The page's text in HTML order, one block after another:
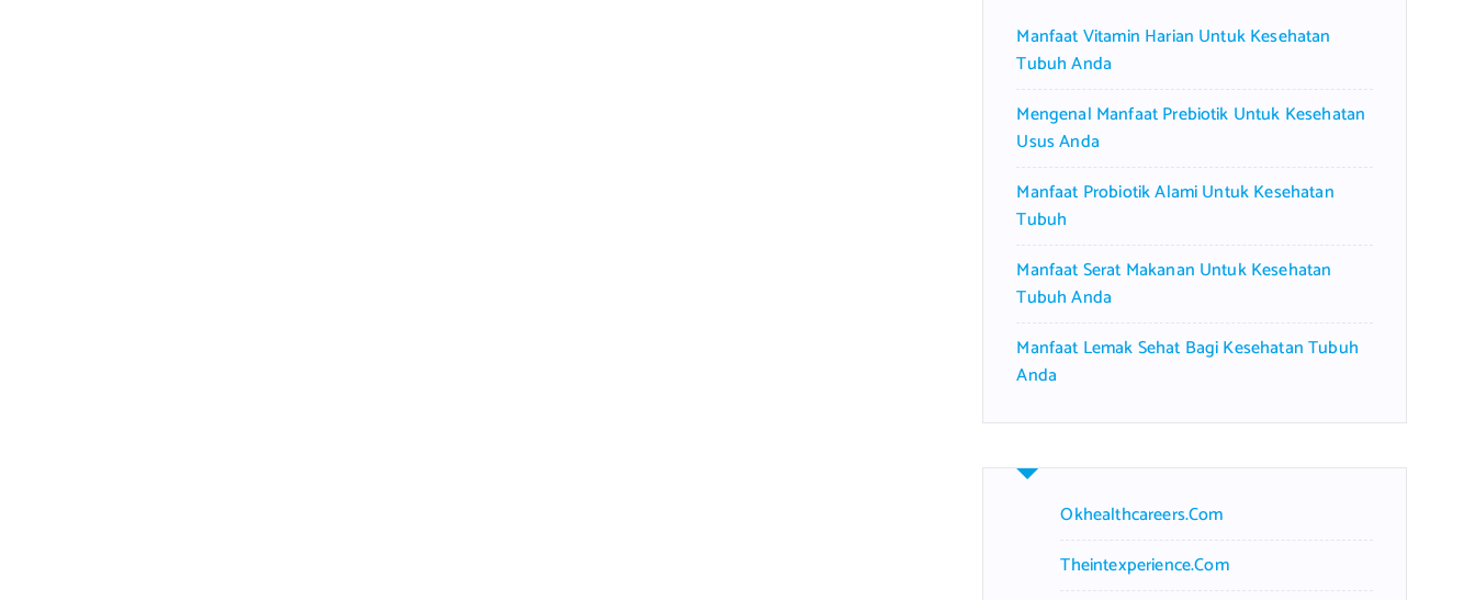
:Manfaat Vitamin Harian Untuk Kesehatan
Tubuh Anda
Mengenal Manfaat Prebiotik Untuk Kesehatan
Usus Anda
Manfaat Probiotik Alami Untuk Kesehatan
Tubuh
Manfaat Serat Makanan Untuk Kesehatan
Tubuh Anda
Manfaat Lemak Sehat Bagi Kesehatan Tubuh
Anda
Okhealthcareers.com
Theintexperience.com